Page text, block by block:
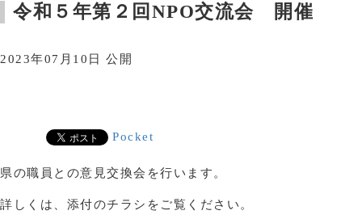
令和５年第２回NPO交流会 開催
2023年07月10日 公開
Pocket
県の職員との意見交換会を行います。
詳しくは、添付のチラシをご覧ください。